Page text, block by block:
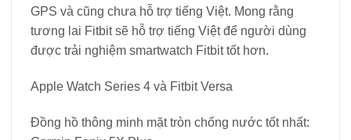
GPS và cũng chưa hỗ trợ tiếng Việt. Mong rằng
tương lai Fitbit sẽ hỗ trợ tiếng Việt để người dùng
được trải nghiệm smartwatch Fitbit tốt hơn.
Apple Watch Series 4 và Fitbit Versa
Đồng hồ thông minh mặt tròn chống nước tốt nhất: